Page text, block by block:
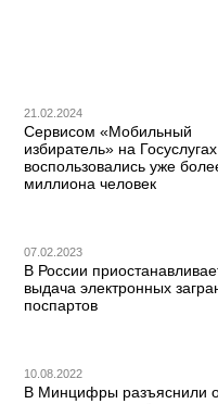
21.02.2024
Сервисом «Мобильный
избиратель» на Госуслугах
воспользовались уже
миллиона человек
07.02.2023
В России
выдача электронных
поспартов
10.08.2022
В Минцифры разъяснили